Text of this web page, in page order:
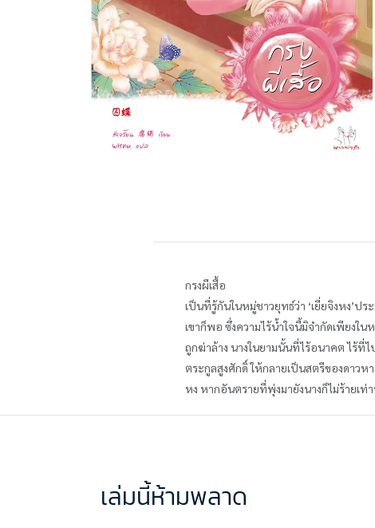
กรงผีเสื้อ
เป็นที่รู้กันในหมู่ชาวยุทธ์ว่า ‘เยี่ยจิงหง’
เขาก็พอ ซึ่งความไร้น้ำใจนี้มิจำกัดเพียงใ
ถูกฆ่าล้าง นางในยามนั้นที่ไร้อนาคต ไร้ที่
ตระกูลสูงศักดิ์ ให้กลายเป็นสตรีของดาวห
หง หากอันตรายที่พุ่งมายังนางก็ไม่ร้ายเท่
เล่มนี้ห้ามพลาด